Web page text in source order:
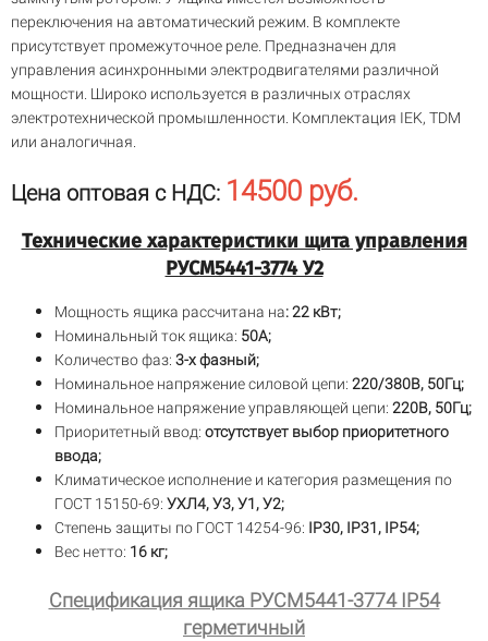
переключения на автоматический режим. В комплекте
присутствует промежуточное реле. Предназначен для
управления асинхронными электродвигателями различной
мощности. Широко используется в различных отраслях
электротехнической промышленности. Комплектация IEK, TDM
или аналогичная.
Цена оптовая с НДС: 14500 руб.
Технические характеристики щита управления
РУСМ5441-3774 У2
Мощность ящика рассчитана на: 22 кВт;
Номинальный ток ящика: 50А;
Количество фаз: 3-х фазный;
Номинальное напряжение силовой цепи: 220/380В, 50Гц;
Номинальное напряжение управляющей цепи: 220В, 50Гц;
Приоритетный ввод: отсутствует выбор приоритетного
ввода;
Климатическое исполнение и категория размещения по
ГОСТ 15150-69: УХЛ4, У3, У1, У2;
Степень защиты по ГОСТ 14254-96: IP30, IP31, IP54;
Вес нетто: 16 кг;
Спецификация ящика РУСМ5441-3774 IP54
герметичный